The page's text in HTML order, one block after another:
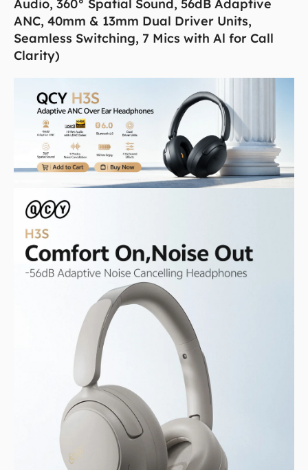
Audio, 360° Spatial Sound, 56dB Adaptive
ANC, 40mm & 13mm Dual Driver Units,
Seamless Switching, 7 Mics with Al for Call
Clarity)